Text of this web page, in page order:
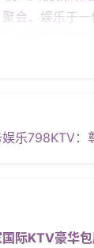
会、娱乐于
让你在享受音
城店位于杭州
** **团购优
能在这里找到
购。在生日
吃和饮料。
单。你可以
乐798KTV：
际KTV豪华